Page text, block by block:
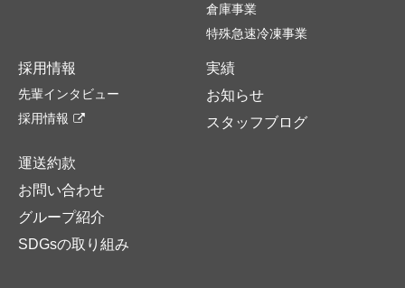
倉庫事業
特殊急速冷凍事業
採用情報
先輩インタビュー
採用情報
実績
お知らせ
スタッフブログ
運送約款
お問い合わせ
グループ紹介
SDGsの取り組み